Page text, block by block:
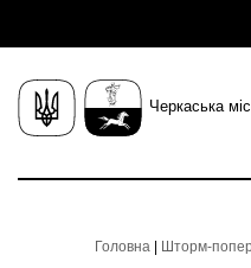
Черкаська
Головна Шторм-